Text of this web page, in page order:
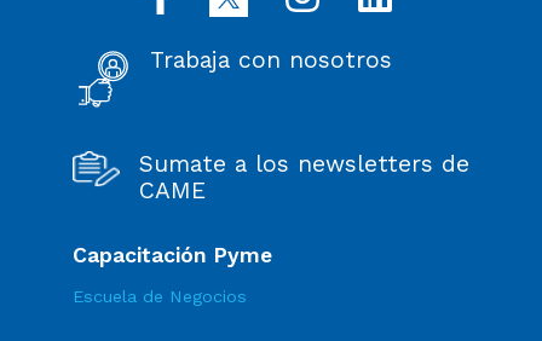
Trabaja con nosotros
Sumate a los newsletters de
CAME
Capacitación Pyme
Escuela de Negocios